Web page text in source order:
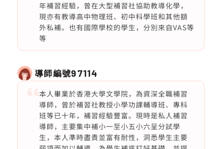
年補習經驗，曾在大型補習社協助教導化學，
現亦有教導高中物理班、初中科學班和其他額
外私補。也有國際學校的學生，分別來自VAS等
等
導師編號97114
本人畢業於香港大學文學院，為資深全職補習
導師，曾於補習社教授小學功課輔導班、專科
班等已十年，補習經驗豐富。現時是私人補習
導師，主要集中補小一至小五小六呈分試學
生，本人準時盡責並富有耐性，洞悉學生主要